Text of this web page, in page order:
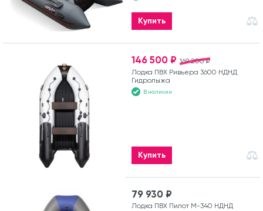
Купить
169 200 ₽
146 500 ₽
Лодка ПВХ Ривьера 3600 НДНД
Гидролыжа
В наличии
Купить
79 930 ₽
Лодка ПВХ Пилот М-340 НДНД